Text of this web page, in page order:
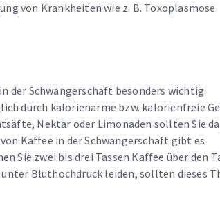
von Krankheiten wie z. B. Toxoplasmose
der Schwangerschaft besonders wichtig.
durch kalorienarme bzw. kalorienfreie
Nektar oder Limonaden sollten Sie
Kaffee in der Schwangerschaft gibt es
Sie zwei bis drei Tassen Kaffee über den
Bluthochdruck leiden, sollten dieses